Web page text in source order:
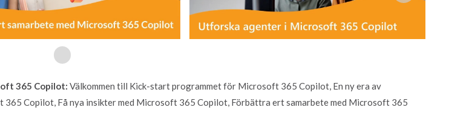
365 Copilot: Välkommen till Kick-start programmet för Microsoft 365 Copilot, En ny era av
Copilot, Få nya insikter med Microsoft 365 Copilot, Förbättra ert samarbete med Microsoft 365